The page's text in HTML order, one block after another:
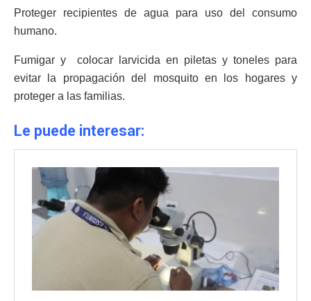
Proteger recipientes de agua para uso del consumo
humano.
Fumigar y colocar larvicida en piletas y toneles para
evitar la propagación del mosquito en los hogares y
proteger a las familias.
Le puede interesar: